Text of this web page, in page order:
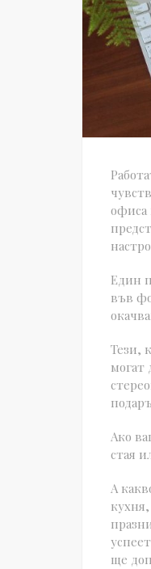
офиса
Един
във
Тези,
могат
Ако
стая
А
ще